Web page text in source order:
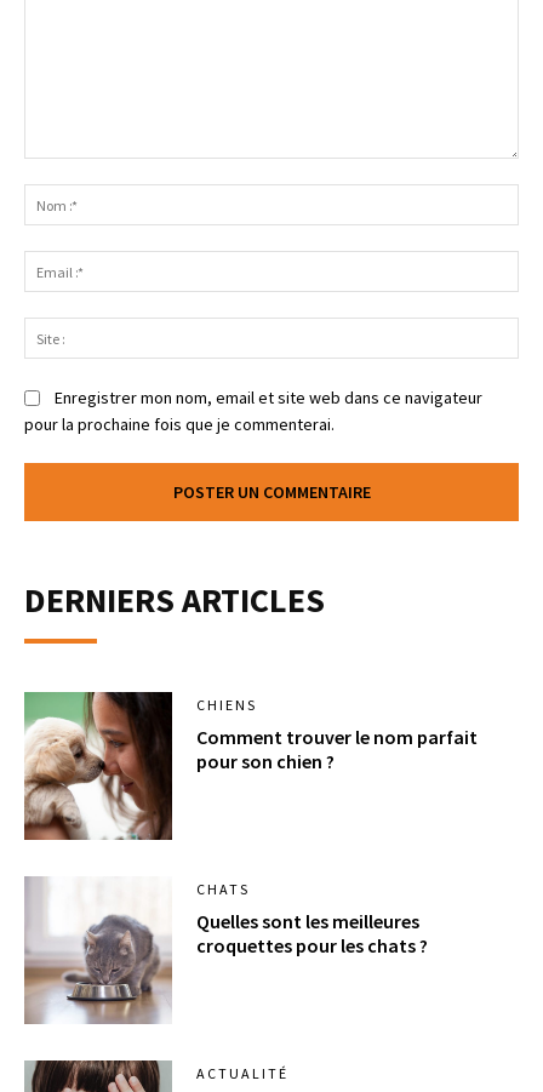
Enregistrer mon nom, email et site web dans ce navigateur
pour la prochaine fois que je commenterai.
DERNIERS ARTICLES
CHIENS
Comment trouver le nom parfait
pour son chien ?
CHATS
Quelles sont les meilleures
croquettes pour les chats ?
ACTUALITÉ